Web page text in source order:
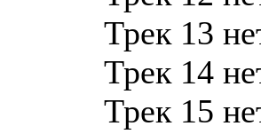
Трек 13
Трек 14
Трек 15